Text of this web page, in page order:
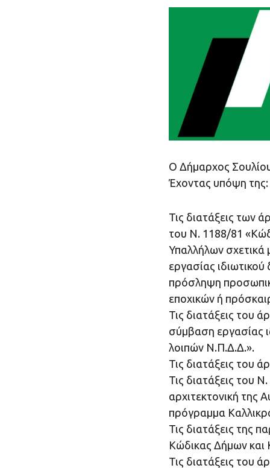
Ο Δήμαρχος
Έχοντας υπόψη της:
Τις διατάξεις των
του Ν. 1188/81
Υπαλλήλων
εργασίας ιδιωτικού
πρόσληψη
εποχικών ή
Τις διατάξεις του
σύμβαση εργασίας
λοιπών Ν.Π.Δ.Δ.».
Τις διατάξεις του
Τις διατάξεις του
αρχιτεκτονική της
πρόγραμμα
Τις διατάξεις της
Κώδικας Δήμων και
Τις διατάξεις του